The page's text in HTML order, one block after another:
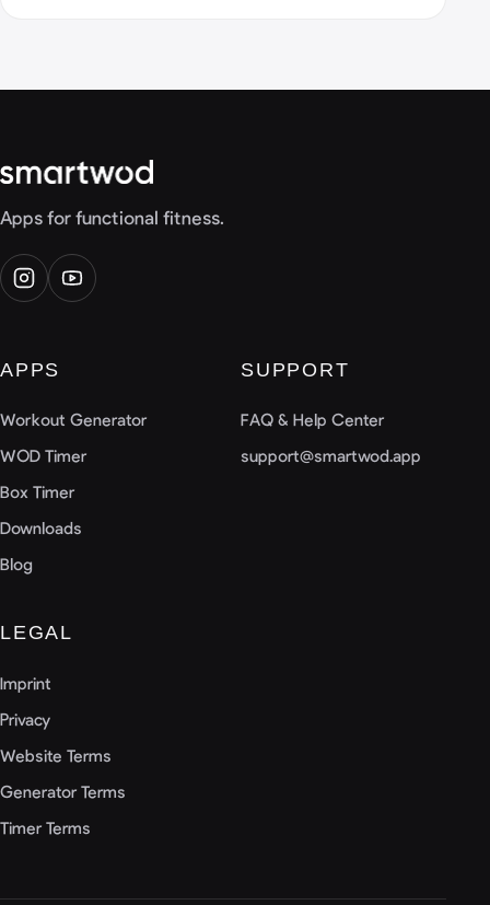
Apps for functional fitness.
APPS
Workout Generator
WOD Timer
Box Timer
Downloads
Blog
SUPPORT
FAQ & Help Center
support@smartwod.app
LEGAL
Imprint
Privacy
Website Terms
Generator Terms
Timer Terms